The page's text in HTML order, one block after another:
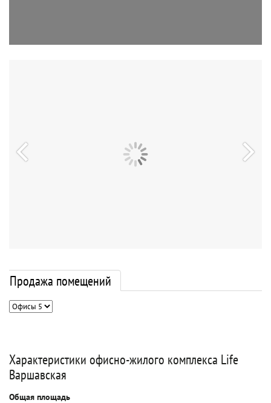
Продажа помещений
Характеристики офисно-жилого комплекса Life
Варшавская
Общая площадь